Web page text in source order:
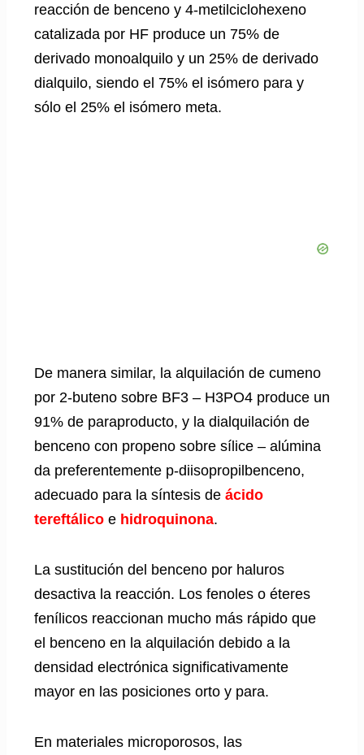
reacción de benceno y 4-metilciclohexeno
catalizada por HF produce un 75% de
derivado monoalquilo y un 25% de derivado
dialquilo, siendo el 75% el isómero para y
sólo el 25% el isómero meta.
De manera similar, la alquilación de cumeno
por 2-buteno sobre BF3 – H3PO4 produce un
91% de paraproducto, y la dialquilación de
benceno con propeno sobre sílice – alúmina
da preferentemente p-diisopropilbenceno,
adecuado para la síntesis de ácido
tereftálico e hidroquinona.
La sustitución del benceno por haluros
desactiva la reacción. Los fenoles o éteres
fenílicos reaccionan mucho más rápido que
el benceno en la alquilación debido a la
densidad electrónica significativamente
mayor en las posiciones orto y para.
En materiales microporosos, las